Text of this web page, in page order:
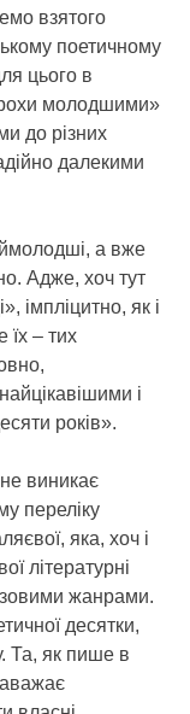
взятого
поетичному
цього в
молодшими»
до різних
далекими
а вже
Адже, хоч тут
імпліцитно, як і
їх – тих
і
років».
виникає
переліку
яка, хоч і
літературні
жанрами.
десятки,
Та, як пише в